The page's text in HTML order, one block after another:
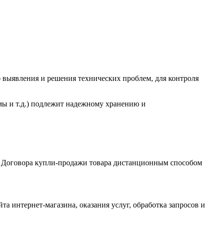
и решения технических проблем, для контроля
и т.д.) подлежит надежному хранению и
купли-продажи товара дистанционным способом
интернет-магазина, оказания услуг, обработка запросов и